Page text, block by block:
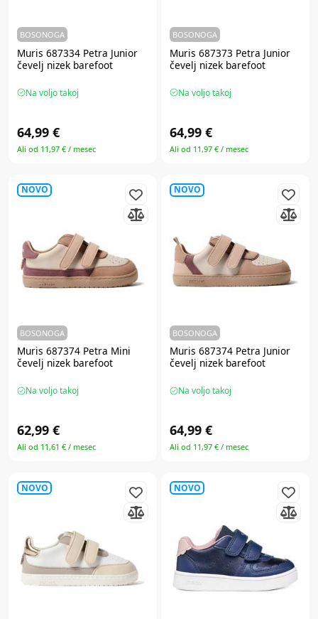
BOSONOGA
Muris 687334 Petra Junior
čevelj nizek barefoot
Na voljo takoj
64,99 €
Ali od 11,97 € / mesec
BOSONOGA
Muris 687373 Petra Junior
čevelj nizek barefoot
Na voljo takoj
64,99 €
Ali od 11,97 € / mesec
NOVO
BOSONOGA
Muris 687374 Petra Mini
čevelj nizek barefoot
Na voljo takoj
62,99 €
Ali od 11,61 € / mesec
NOVO
BOSONOGA
Muris 687374 Petra Junior
čevelj nizek barefoot
Na voljo takoj
64,99 €
Ali od 11,97 € / mesec
NOVO NOVO